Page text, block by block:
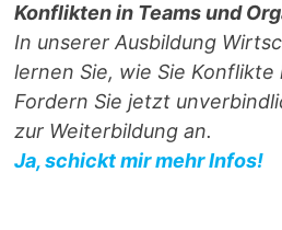
Konflikten in Teams und
In unserer Ausbildung
lernen Sie, wie Sie
Fordern Sie jetzt
zur Weiterbildung an.
Ja, schickt mir mehr Infos!